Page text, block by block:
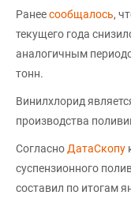
Ранеесообщалось,
текущего года
аналогичным
тонн.
Винилхлорид
производства
Согласно ДатаСкопу
суспензионного
составил по итогам